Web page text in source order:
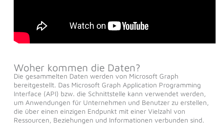
Woher kommen die Daten?
Die gesammelten Daten werden von Microsoft Graph
bereitgestellt. Das Microsoft Graph Application Programming
Interface (API) bzw. die Schnittstelle kann verwendet werden,
um Anwendungen für Unternehmen und Benutzer zu erstellen,
die über einen einzigen Endpunkt mit einer Vielzahl von
Ressourcen, Beziehungen und Informationen verbunden sind.